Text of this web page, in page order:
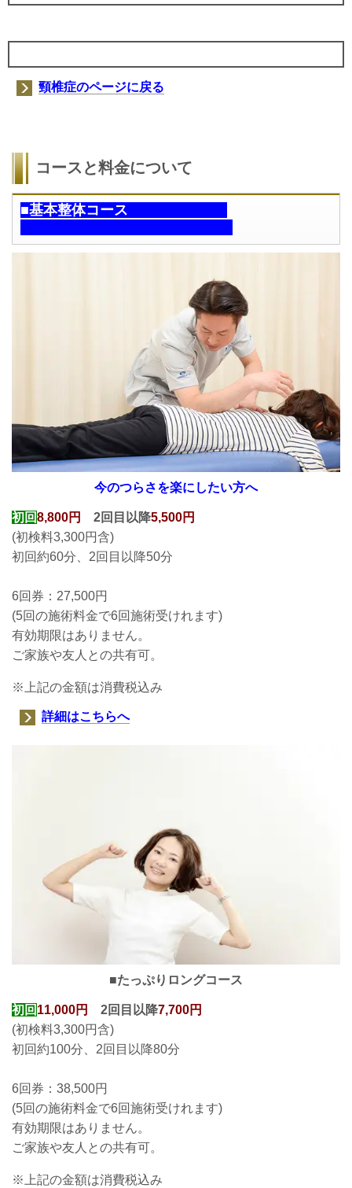
頸椎症のページに戻る
コースと料金について
■基本整体コース
今のつらさを楽にしたい方へ
初回8,800円 2回目以降5,500円
(初検料3,300円含)
初回約60分、2回目以降50分
6回券：27,500円
(5回の施術料金で6回施術受けれます)
有効期限はありません。
ご家族や友人との共有可。
※上記の金額は消費税込み
詳細はこちらへ
■たっぷりロングコース
初回 11,000円 2回目以降7,700円
(初検料3,300円含)
初回約100分、2回目以降80分
6回券：38,500円
(5回の施術料金で6回施術受けれます)
有効期限はありません。
ご家族や友人との共有可。
※上記の金額は消費税込み